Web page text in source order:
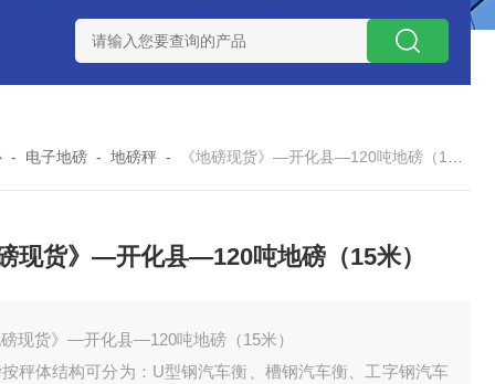
SCS-18米120吨玉环装一台16米100吨地磅多少钱？
- 电子地磅 -地磅秤 - 《地磅现货》—开化县—120吨地磅（15米）
磅现货》—开化县—120吨地磅（15米）
磅现货》—开化县—120吨地磅（15米）
秤体结构可分为：U型钢汽车衡、槽钢汽车衡、工字钢汽车